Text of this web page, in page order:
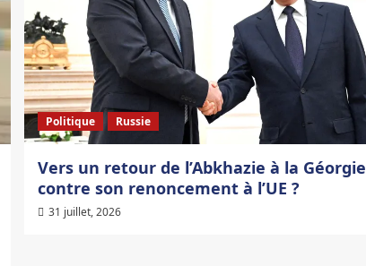
Politique Russie
Vers un retour de l’Abkhazie à la Géorgie
contre son renoncement à l’UE ?
31 juillet, 2026